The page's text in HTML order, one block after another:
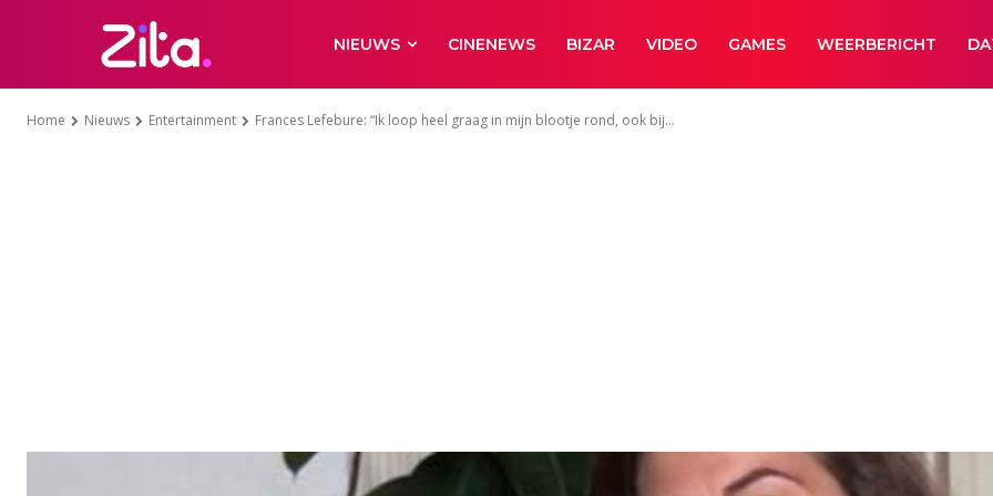
NIEUWS CINENEWS BIZAR VIDEO GAMES WEERBERICHT
Home Nieuws Entertainment Frances Lefebure: “Ik loop heel graag in mijn blootje rond, ook bij...